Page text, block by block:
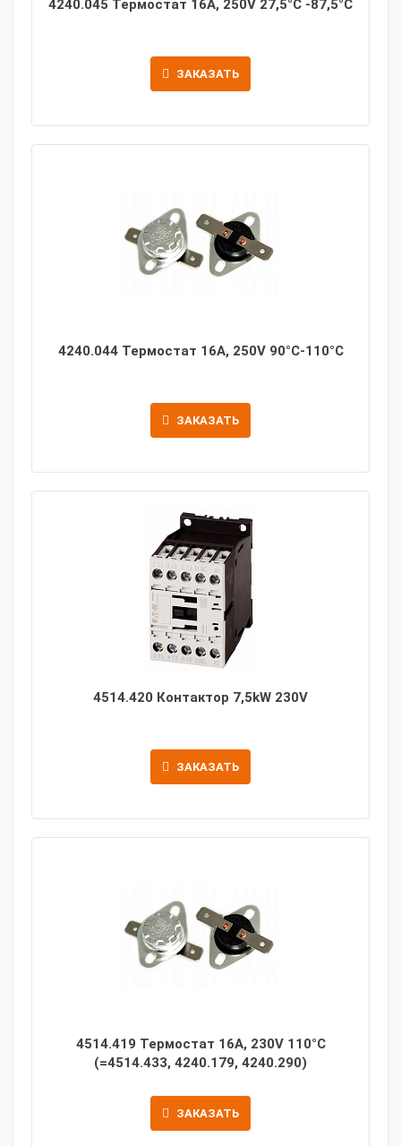
4240.045 Термостат 16A, 250V 27,5°C -87,5°C
ЗАКАЗАТЬ
4240.044 Термостат 16A, 250V 90°C-110°C
ЗАКАЗАТЬ
4514.420 Контактор 7,5kW 230V
ЗАКАЗАТЬ
4514.419 Термостат 16A, 230V 110°C
(=4514.433, 4240.179, 4240.290)
ЗАКАЗАТЬ